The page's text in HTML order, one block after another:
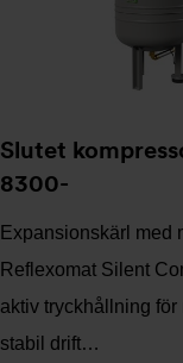
Slutet
8300-
Expansionskärl med
Reflexomat Silent
aktiv tryckhållning för
stabil drift…